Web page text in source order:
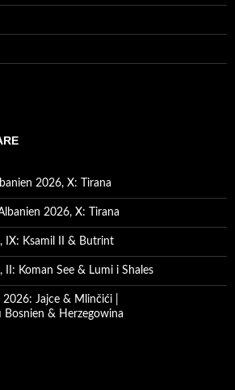
2026, X: Tirana
2026, X: Tirana
IX: Ksamil II & Butrint
II: Koman See & Lumi i Shales
Jajce & Mlinčići |
Bosnien & Herzegowina